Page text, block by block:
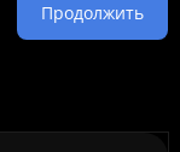
Продолжить